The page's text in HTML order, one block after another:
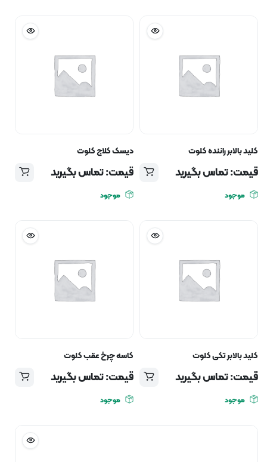
کلید بالابر راننده کلوت
قیمت: تماس بگیرید
موجود
دیسک کلاچ کلوت
قیمت: تماس بگیرید
موجود
کلید بالابر تکی کلوت
قیمت: تماس بگیرید
موجود
کاسه چرخ عقب کلوت
قیمت: تماس بگیرید
موجود